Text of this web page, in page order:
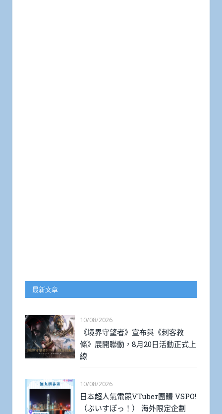
最新文章
10/08/2026
《境界守望者》宣布與《刺客教
條》展開聯動，8月20日活動正式上
線
10/08/2026
日本超人氣電競VTuber團體 VSPO!
（ぶいすぽっ！） 海外限定企劃